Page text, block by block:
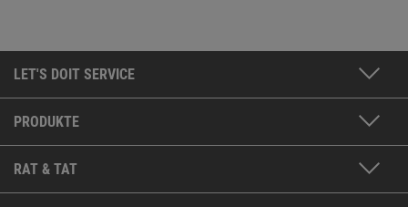
LET'S DOIT SERVICE
PRODUKTE
RAT & TAT